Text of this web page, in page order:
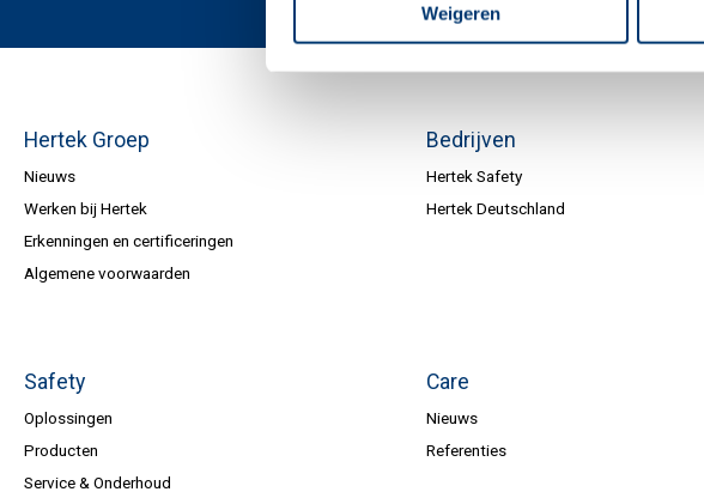
Weigeren
Hertek Groep
Nieuws
Werken bij Hertek
Erkenningen en certificeringen
Algemene voorwaarden
Bedrijven
Hertek Safety
Hertek Deutschland
Safety
Oplossingen
Producten
Service & Onderhoud
Care
Nieuws
Referenties